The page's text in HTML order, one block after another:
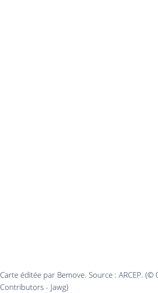
Carte éditée par Bemove. Source : ARCEP. (©
Contributors - Jawg)